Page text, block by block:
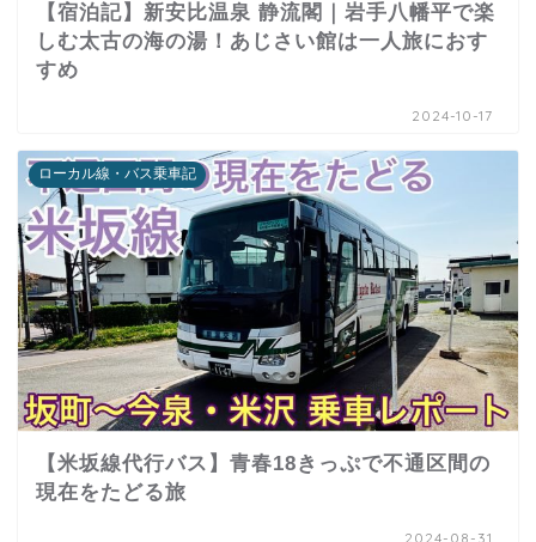
【宿泊記】新安比温泉 静流閣｜岩手八幡平で楽
しむ太古の海の湯！あじさい館は一人旅におす
すめ
2024-10-17
ローカル線・バス乗車記
【米坂線代行バス】青春18きっぷで不通区間の
現在をたどる旅
2024-08-31